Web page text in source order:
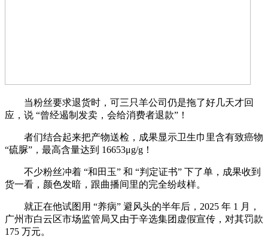
当粉丝要求退货时，可三只羊公司仍是拖了好几天才回
应，说 “曾经遏制发卖，会给消费者退款”！
者们结合起来把产物送检，成果显示卫生巾里含有致癌物
“硫脲”，最高含量达到 16653μg/g！
不少粉丝冲着 “和田玉” 和 “判定证书” 下了单，成果收到
货一看，颜色发暗，跟曲播间里的完全纷歧样。
就正在他试图用 “养病” 避风头的半年后，2025 年 1 月，
广州市白云区市场监管局又由于辛选集团虚假宣传，对其罚款
175 万元。